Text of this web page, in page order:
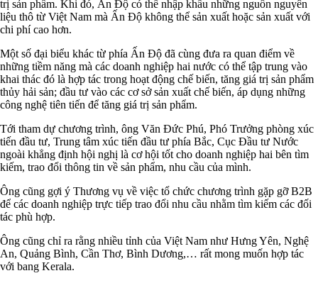
trị sản phẩm. Khi đó, Ấn Độ có thể nhập khẩu những nguồn nguyên
liệu thô từ Việt Nam mà Ấn Độ không thể sản xuất hoặc sản xuất với
chi phí cao hơn.
Một số đại biểu khác từ phía Ấn Độ đã cùng đưa ra quan điểm về
những tiềm năng mà các doanh nghiệp hai nước có thể tập trung vào
khai thác đó là hợp tác trong hoạt động chế biến, tăng giá trị sản phẩm
thủy hải sản; đầu tư vào các cơ sở sản xuất chế biến, áp dụng những
công nghệ tiên tiến để tăng giá trị sản phẩm.
Tới tham dự chương trình, ông Văn Đức Phú, Phó Trưởng phòng xúc
tiến đầu tư, Trung tâm xúc tiến đầu tư phía Bắc, Cục Đầu tư Nước
ngoài khẳng định hội nghị là cơ hội tốt cho doanh nghiệp hai bên tìm
kiếm, trao đổi thông tin về sản phẩm, nhu cầu của mình.
Ông cũng gợi ý Thương vụ về việc tổ chức chương trình gặp gỡ B2B
để các doanh nghiệp trực tiếp trao đổi nhu cầu nhằm tìm kiếm các đối
tác phù hợp.
Ông cũng chỉ ra rằng nhiều tỉnh của Việt Nam như Hưng Yên, Nghệ
An, Quảng Bình, Cần Thơ, Bình Dương,… rất mong muốn hợp tác
với bang Kerala.